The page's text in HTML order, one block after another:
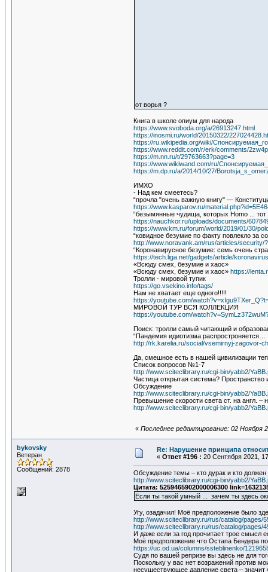
от ворья ?
Книга в школе опиум для народа
https://www.svoboda.org/a/26913247.html
https://inosmi.ru/world/20150322/
https://ru.wikipedia.org/wiki/
https://www.reddit.com/r/erk/comments/
https://m.nn.ru/t/29763663?page=3
https://www.wikiwand.com/ru/
https://m.dp.ru/a/2014/10/27/
ИМХО
- Над кем смеетесь?
“прочла "очень важную книгу" —
https://www.kasparov.ru/
“безымянные чудища, которых Homo ...
https://nauchkor.ru/uploads/documents/
https://www.km.ru/forum/world/2019/01/30/
“ковидное безумие по факту повлекло за
http://www.noravank.am/rus/articles/security/
“Коронавирусное безумие: семь очень
https://tech.liga.net/gadgets/article/
«Всюду смех, безумие и хаос»
«Всюду смех, безумие и хаос» https://
Тролли - мировой тупик
https://go.vsekino.info/tags/
Нам не хватает еще одного!!!!!
https://youtube.com/
МИРОВОЙ ТУР ВСЯ КОЛЛЕКЦИЯ
https://youtube.com/
Поиск: тролли самый читающий и
“Пандемия идиотизма распростроняется…
http://rk.karelia.ru/social/vsemirnyj-zagovor-
Да, смешное есть в нашей цивилизации
Список вопросов №1-7
http://www.sciteclibrary.ru/cgi-bin/yabb2/
Частица открытая система? Пространство
Обсуждение
http://www.sciteclibrary.ru/cgi-bin/yabb2/
Превышение скорости света ст. на англ. –
http://www.sciteclibrary.ru/cgi-bin/yabb2/
« Последнее редактирование: 02 Ноября
bykovsky
Ветеран
Сообщений: 2878
Re: Нарушение принципа
« Ответ #196 : 20 Сентября 2021,
Обсуждение темы – кто дурак и кто должен
http://www.sciteclibrary.ru/cgi-bin/yabb2/
Цитата: 5259465902000006300
Если ты такой умный ... зачем ты здесь
Угу, озадачил! Моё предположение было
http://www.sciteclibrary.ru/rus/catalog/pages/
http://www.sciteclibrary.ru/rus/catalog/pages/
И даже если за год прочитает трое смысл
Моё предположение что Остапа Бендера
https://uc.od.ua/columns/ssteblinenko/
Судя по вашей репризе вы здесь не для
Поскольку у вас нет возражений против
несуществующее давление света –